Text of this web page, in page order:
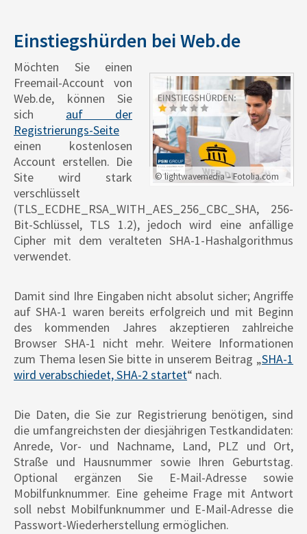
Einstiegshürden bei Web.de
© lightwavemedia – Fotolia.com
Möchten Sie einen
Freemail-Account von
Web.de, können Sie
sich auf der
Registrierungs-Seite
einen kostenlosen
Account erstellen. Die
Site wird stark
verschlüsselt
(TLS_ECDHE_RSA_WITH_AES_256_CBC_SHA, 256-
Bit-Schlüssel, TLS 1.2), jedoch wird eine anfällige
Cipher mit dem veralteten SHA-1-Hashalgorithmus
verwendet.
Damit sind Ihre Eingaben nicht absolut sicher; Angriffe
auf SHA-1 waren bereits erfolgreich und mit Beginn
des kommenden Jahres akzeptieren zahlreiche
Browser SHA-1 nicht mehr. Weitere Informationen
zum Thema lesen Sie bitte in unserem Beitrag „SHA-1
wird verabschiedet, SHA-2 startet“ nach.
Die Daten, die Sie zur Registrierung benötigen, sind
die umfangreichsten der diesjährigen Testkandidaten:
Anrede, Vor- und Nachname, Land, PLZ und Ort,
Straße und Hausnummer sowie Ihren Geburtstag.
Optional ergänzen Sie E-Mail-Adresse sowie
Mobilfunknummer. Eine geheime Frage mit Antwort
soll nebst Mobilfunknummer und E-Mail-Adresse die
Passwort-Wiederherstellung ermöglichen.